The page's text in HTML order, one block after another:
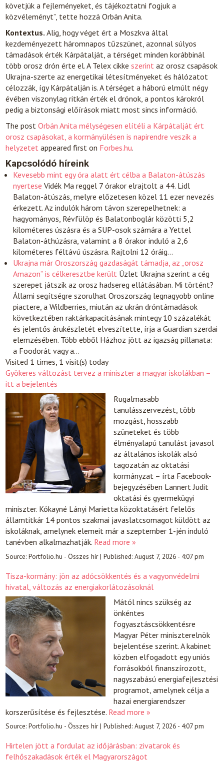
követjük a fejleményeket, és tájékoztatni fogjuk a
közvéleményt”, tette hozzá Orbán Anita.
Kontextus.Alig, hogy véget ért a Moszkva által
kezdeményezett háromnapos tűzszünet, azonnal súlyos
támadások érték Kárpátalját, a térséget minden korábbinál
több orosz drón érte el. A Telex cikkeszerint az orosz csapások
Ukrajna-szerte az energetikai létesítményeket és hálózatot
célozzák, így Kárpátalján is. A térséget a háború elmúlt négy
évében viszonylag ritkán érték el drónok, a pontos károkról
pedig a biztonsági előírások miatt most sincs információ.
The postOrbán Anita mélységesen elítéli a Kárpátalját ért
orosz csapásokat, a kormányülésen is napirendre veszik a
helyzetet appeared first on Forbes.hu.
Kapcsolódó híreink
Kevesebb mint egy óra alatt ért célba a Balaton-átúszás
nyertese Vidék Ma reggel 7 órakor elrajtolt a 44. Lidl
Balaton-átúszás, melyre előzetesen közel 11 ezer nevezés
érkezett. Az indulók három távon szerepelhetnek: a
hagyományos, Révfülöp és Balatonboglár közötti 5,2
kilométeres úszásra és a SUP-osok számára a Yettel
Balaton-áthúzásra, valamint a 8 órakor induló a 2,6
kilométeres féltávú úszásra. Rajtolni 12 óráig…
Ukrajna már Oroszország gazdaságát támadja, az „orosz
Amazon” is célkeresztbe került Üzlet Ukrajna szerint a cég
szerepet játszik az orosz hadsereg ellátásában. Mi történt?
Állami segítségre szorulhat Oroszország legnagyobb online
piactere, a Wildberries, miután az ukrán dróntámadások
következtében raktárkapacitásának mintegy 10 százalékát
és jelentős árukészletét elveszítette, írja a Guardian szerdai
elemzésében. Több ebből Házhoz jött az igazság pillanata:
a Foodorát vagy a…
Visited 1 times, 1 visit(s) today
Gyökeres változást tervez a miniszter a magyar iskolákban –
itt a bejelentés
Rugalmasabb
tanulásszervezést, több
mozgást, hosszabb
szüneteket és több
élményalapú tanulást javasol
az általános iskolák alsó
tagozatán az oktatási
kormányzat – írta Facebook-
bejegyzésében Lannert Judit
oktatási és gyermekügyi
miniszter. Kókayné Lányi Marietta közoktatásért felelős
államtitkár 14 pontos szakmai javaslatcsomagot küldött az
iskoláknak, amelynek elemeit már a szeptember 1-jén induló
tanévben alkalmazhatják. Read more »
Source:Portfolio.hu - Összes hír|Published:August 7, 2026 - 4:07 pm
Tisza-kormány: jön az adócsökkentés és a vagyonvédelmi
hivatal, változás az energiakorlátozásoknál
Mától nincs szükség az
önkéntes
fogyasztáscsökkentésre
Magyar Péter miniszterelnök
bejelentése szerint. A kabinet
közben elfogadott egy uniós
forrásokból finanszírozott,
nagyszabású energiafejlesztési
programot, amelynek célja a
hazai energiarendszer
korszerűsítése és fejlesztése. Read more »
Source:Portfolio.hu - Összes hír|Published:August 7, 2026 - 4:07 pm
Hirtelen jött a fordulat az időjárásban: zivatarok és
felhőszakadások érték el Magyarországot